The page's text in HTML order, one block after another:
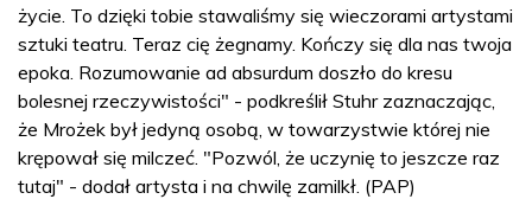
życie. To dzięki tobie stawaliśmy się wieczorami artystami
sztuki teatru. Teraz cię żegnamy. Kończy się dla nas twoja
epoka. Rozumowanie ad absurdum doszło do kresu
bolesnej rzeczywistości" - podkreślił Stuhr zaznaczając,
że Mrożek był jedyną osobą, w towarzystwie której nie
krępował się milczeć. "Pozwól, że uczynię to jeszcze raz
tutaj" - dodał artysta i na chwilę zamilkł. (PAP)